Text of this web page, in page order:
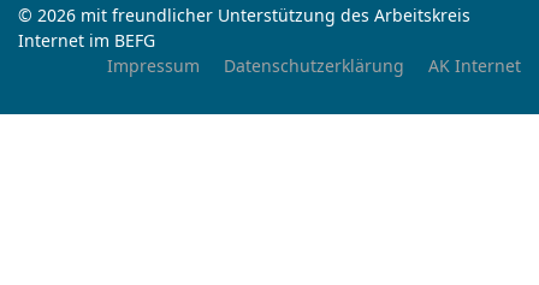
© 2026 mit freundlicher Unterstützung des Arbeitskreis
Internet im BEFG
Impressum
Datenschutzerklärung AK Internet